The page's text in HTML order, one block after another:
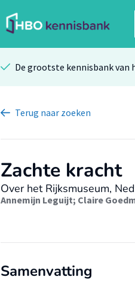
De grootste kennisbank van
Terug naar zoeken
Zachte kracht
Over het Rijksmuseum,
Annemijn Leguijt; Claire
Samenvatting